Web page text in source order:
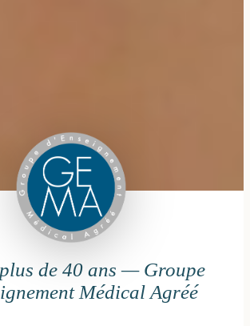
de 40 ans — Groupe
Médical Agréé